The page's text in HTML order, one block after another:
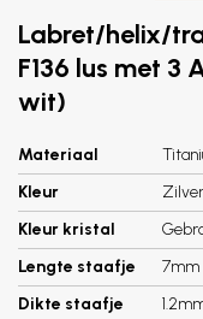
Labret/helix/
F136 lus met 3
wit)
Materiaal
Kleur
Zilver
Kleur kristal
Lengte staafje
7mm
Dikte staafje